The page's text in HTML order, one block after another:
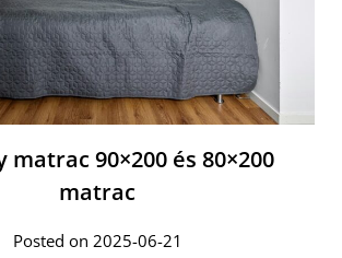
matrac 90×200 és 80×200
matrac
Posted on 2025-06-21